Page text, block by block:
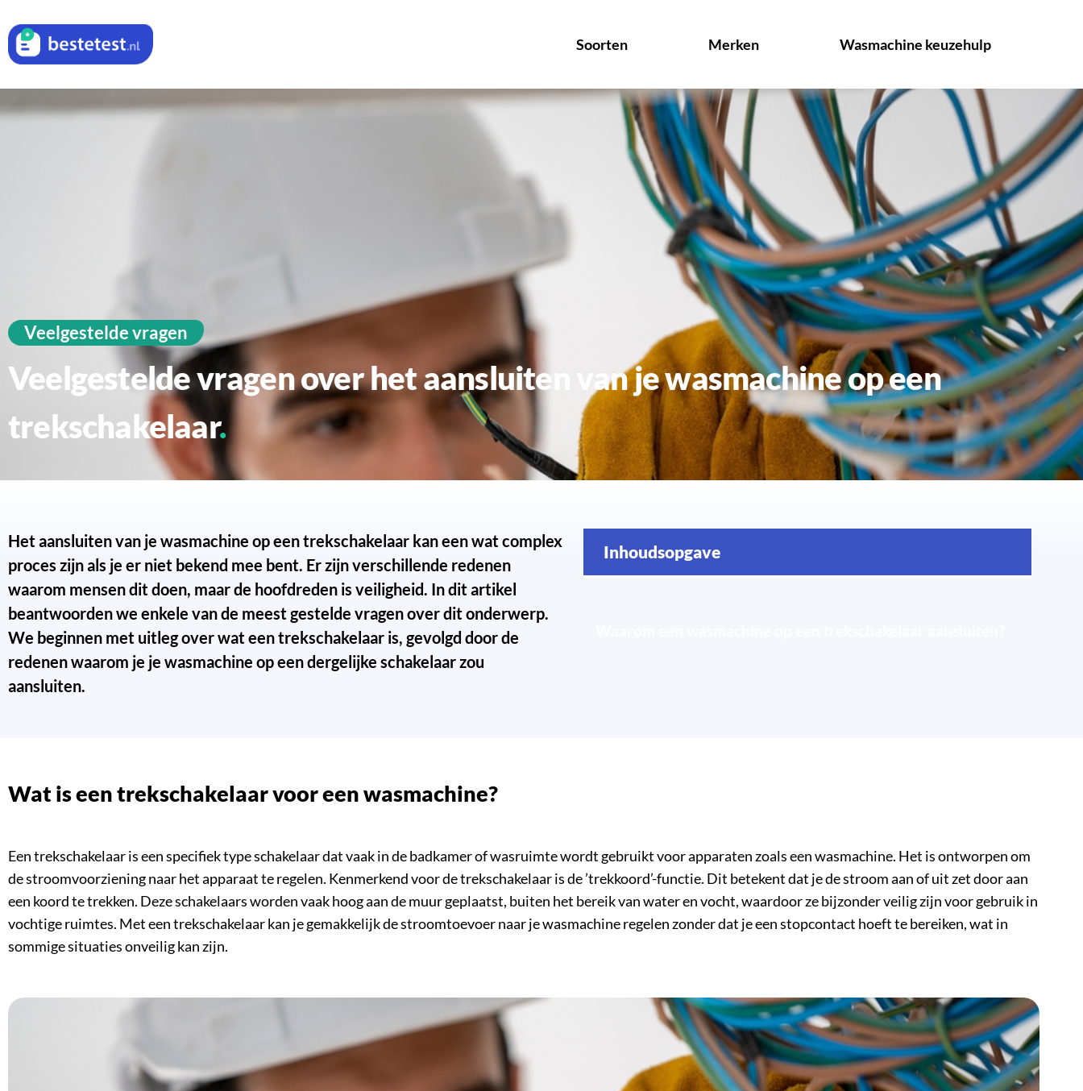
Soorten Merken Wasmachine keuzehulp
Veelgestelde vragen
Veelgestelde vragen over het aansluiten van je wasmachine op een
trekschakelaar
Het aansluiten van je wasmachine op een trekschakelaar kan een wat complex
proces zijn als je er niet bekend mee bent. Er zijn verschillende redenen
waarom mensen dit doen, maar de hoofdreden is veiligheid. In dit artikel
beantwoorden we enkele van de meest gestelde vragen over dit onderwerp.
We beginnen met uitleg over wat een trekschakelaar is, gevolgd door de
redenen waarom je je wasmachine op een dergelijke schakelaar zou
aansluiten.
Inhoudsopgave
Wat is een trekschakelaar voor een wasmachine?
Een trekschakelaar is een specifiek type schakelaar dat vaak in de badkamer of wasruimte wordt gebruikt voor apparaten zoals een wasmachine. Het is ontworpen om
de stroomvoorziening naar het apparaat te regelen. Kenmerkend voor de trekschakelaar is de ’trekkoord’-functie. Dit betekent dat je de stroom aan of uit zet door aan
een koord te trekken. Deze schakelaars worden vaak hoog aan de muur geplaatst, buiten het bereik van water en vocht, waardoor ze bijzonder veilig zijn voor gebruik in
vochtige ruimtes. Met een trekschakelaar kan je gemakkelijk de stroomtoevoer naar je wasmachine regelen zonder dat je een stopcontact hoeft te bereiken, wat in
sommige situaties onveilig kan zijn.